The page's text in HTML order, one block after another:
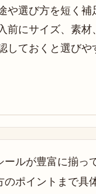
や選び方を短く補
前にサイズ、素材
しておくと選びや
ルが豊富に揃っ
ポイントまで具